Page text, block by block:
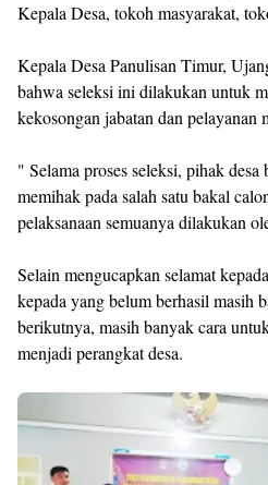
Kepala Desa, tokoh masyarakat,
Kepala Desa Panulisan Timur,
bahwa seleksi ini dilakukan untuk
kekosongan jabatan dan pelayanan
" Selama proses seleksi, pihak
memihak pada salah satu bakal
pelaksanaan semuanya dilakukan
Selain mengucapkan selamat
kepada yang belum berhasil masih
berikutnya, masih banyak cara
menjadi perangkat desa.